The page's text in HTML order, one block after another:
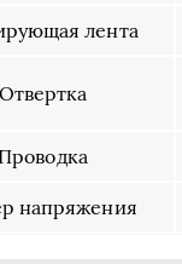
лента
Отвертка
Проводка
напряжения